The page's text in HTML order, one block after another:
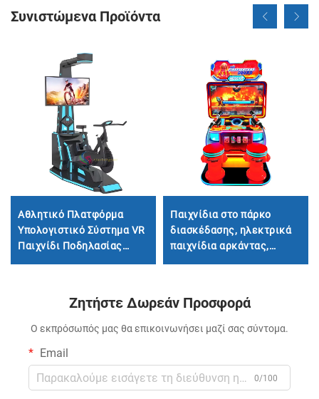
Συνιστώμενα Προϊόντα
Αθλητικό Πλατφόρμα
Υπολογιστικό Σύστημα VR
Παιχνίδι Ποδηλασίας
Παιχνίδια στο πάρκο
διασκέδασης, ηλεκτρικά
παιχνίδια αρκάντας,
πυροσβέστες
Ζητήστε Δωρεάν Προσφορά
Ο εκπρόσωπός μας θα επικοινωνήσει μαζί σας σύντομα.
Email
0/100